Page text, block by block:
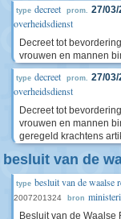
type decreet prom. 27/03/
overheidsdienst
Decreet tot
vrouwen en mannen
type decreet prom. 27/03/
overheidsdienst
Decreet tot
vrouwen en mannen
geregeld krachtens
besluit van de
type besluit van de waalse
2007201324 bron
Besluit van de